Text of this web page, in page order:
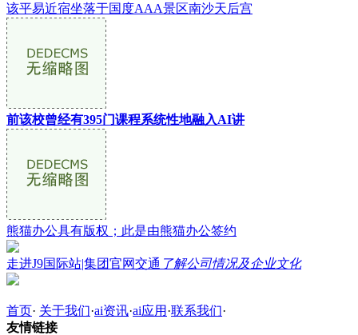
该平易近宿坐落于国度AAA景区南沙天后宫
前该校曾经有395门课程系统性地融入AI讲
熊猫办公具有版权；此是由熊猫办公签约
走进J9国际站|集团官网交通 了解公司情况及企业文化
首页· 关于我们·ai资讯·ai应用 ·联系我们·
友情链接